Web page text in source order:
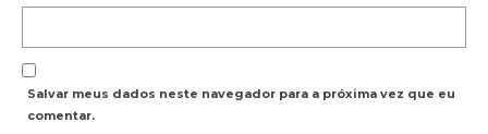
Salvar meus dados neste navegador para a próxima vez que eu
comentar.